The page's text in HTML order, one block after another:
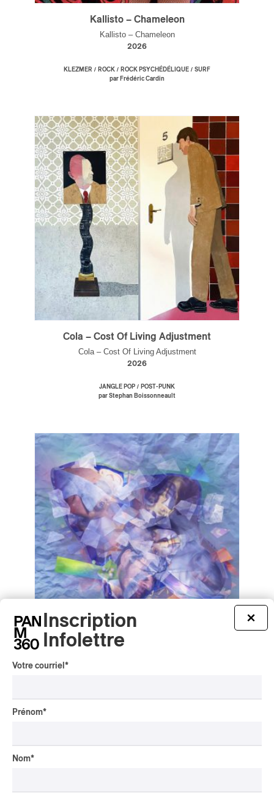
Kallisto – Chameleon
Kallisto – Chameleon
2026
KLEZMER / ROCK / ROCK PSYCHÉDÉLIQUE / SURF
par Frédéric Cardin
Cola – Cost Of Living Adjustment
Cola – Cost Of Living Adjustment
2026
JANGLE POP / POST-PUNK
par Stephan Boissonneault
×
Inscription
Infolettre
Votre courriel *
Prénom*
Nom*